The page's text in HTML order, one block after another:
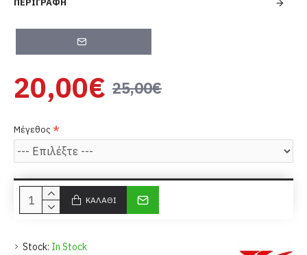
ΠΕΡΙΓΡΑΦΉ
Stock: In Stock
25,00€
20,00€
Μέγεθος
ΚΑΛΆΘΙ